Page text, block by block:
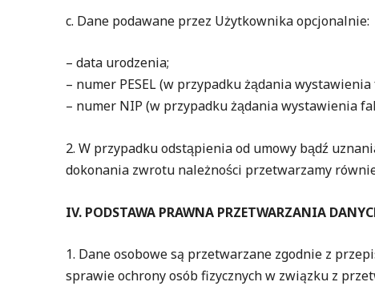
c. Dane podawane przez Użytkownika opcjonalnie:
– data urodzenia;
– numer PESEL (w przypadku żądania
– numer NIP (w przypadku żądania wystawienia
2. W przypadku odstąpienia od umowy bądź
dokonania zwrotu należności przetwarzamy
IV. PODSTAWA PRAWNA PRZETWARZANIA
1. Dane osobowe są przetwarzane zgodnie z
sprawie ochrony osób fizycznych w związku z